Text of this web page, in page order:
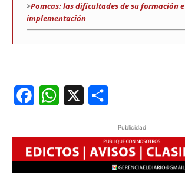
>Pomcas: las dificultades de su formación e
implementación
FacebookWhatsApp
Publicidad